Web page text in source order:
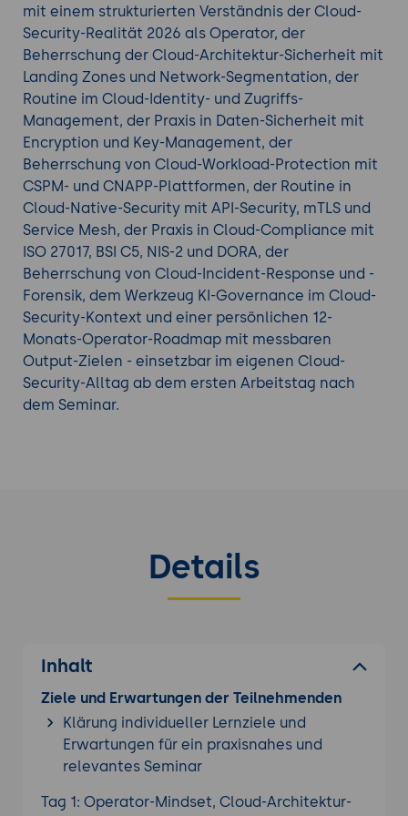
mit einem strukturierten Verständnis der Cloud-
Security-Realität 2026 als Operator, der
Beherrschung der Cloud-Architektur-Sicherheit mit
Landing Zones und Network-Segmentation, der
Routine im Cloud-Identity- und Zugriffs-
Management, der Praxis in Daten-Sicherheit mit
Encryption und Key-Management, der
Beherrschung von Cloud-Workload-Protection mit
CSPM- und CNAPP-Plattformen, der Routine in
Cloud-Native-Security mit API-Security, mTLS und
Service Mesh, der Praxis in Cloud-Compliance mit
ISO 27017, BSI C5, NIS-2 und DORA, der
Beherrschung von Cloud-Incident-Response und -
Forensik, dem Werkzeug KI-Governance im Cloud-
Security-Kontext und einer persönlichen 12-
Monats-Operator-Roadmap mit messbaren
Output-Zielen - einsetzbar im eigenen Cloud-
Security-Alltag ab dem ersten Arbeitstag nach
dem Seminar.
Details
Inhalt
Ziele und Erwartungen der Teilnehmenden
Klärung individueller Lernziele und
Erwartungen für ein praxisnahes und
relevantes Seminar
Tag 1: Operator-Mindset, Cloud-Architektur-